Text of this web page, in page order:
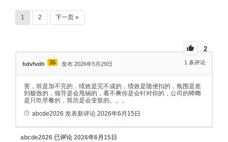
1 2 下一页 »
2
hdvfvdh 35 发布 2026年5月29日 1 条评论
害，班是加不完的，绩效是完不成的，绩效是随便扣的，氛围是差
到极致的，领导是会甩锅的，看不爽你是会针对你的，公司的蟑螂
是只吃早餐的，简历是会变脏的。。。
abcde2026 发表新评论 2026年6月15日
abcde2026 已评论 2026年6月15日